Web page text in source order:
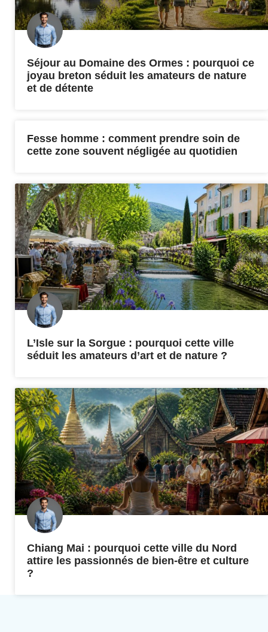
Séjour au Domaine des Ormes : pourquoi ce
joyau breton séduit les amateurs de nature
et de détente
Fesse homme : comment prendre soin de
cette zone souvent négligée au quotidien
L’Isle sur la Sorgue : pourquoi cette ville
séduit les amateurs d’art et de nature ?
Chiang Mai : pourquoi cette ville du Nord
attire les passionnés de bien-être et culture
?